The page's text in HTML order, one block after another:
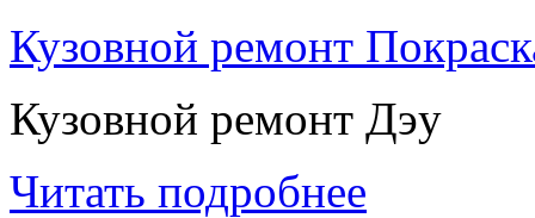
Кузовной ремонт
Кузовной ремонт Дэу
Читать подробнее